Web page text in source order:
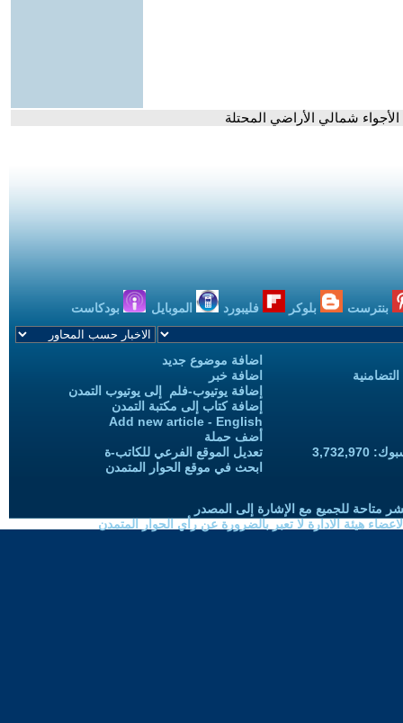
شمالي الأراضي المحتلة
بنترست بلوكر فليبورد الموبايل بودكاست
اضافة موضوع جديد
اضافة خبر
إضافة يوتيوب-فلم إلى يوتيوب التمدن
إضافة كتاب إلى مكتبة التمدن
Add new article - English
أضف حملة
تعديل الموقع الفرعي للكاتب-ة
ابحث في موقع الحوار المتمدن
متاحة للجميع مع الإشارة إلى المصدر
هيئة الادارة لا تعبر بالضرورة عن رأي الحوار المتمدن